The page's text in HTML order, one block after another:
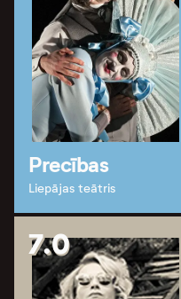
Precības
Liepājas teātris
7.0